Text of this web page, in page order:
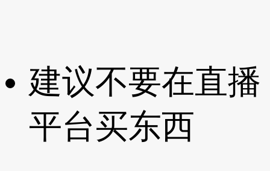
建议不要在直播
平台买东西